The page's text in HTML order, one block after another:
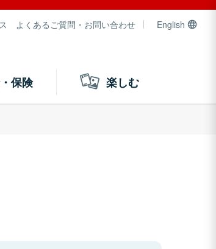
よくあるご質問・お問い合わせ English
保険 楽しむ